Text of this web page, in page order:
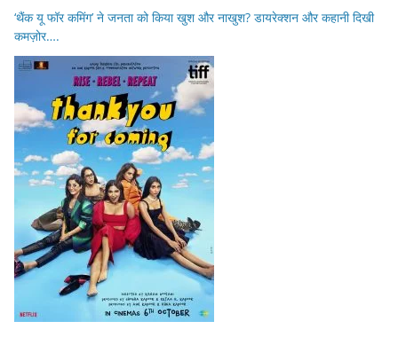
‘थैंक यू फॉर कमिंग’ ने जनता को किया खुश और नाखुश? डायरेक्शन और कहानी दिखी
कमज़ोर….